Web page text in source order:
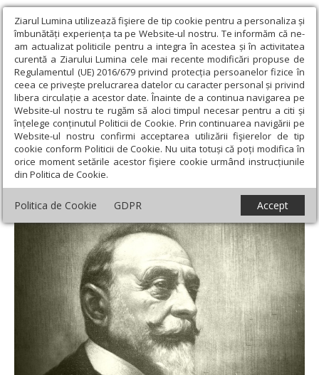
Ziarul Lumina utilizează fişiere de tip cookie pentru a personaliza și
îmbunătăți experiența ta pe Website-ul nostru. Te informăm că ne-
am actualizat politicile pentru a integra în acestea și în activitatea
curentă a Ziarului Lumina cele mai recente modificări propuse de
Regulamentul (UE) 2016/679 privind protecția persoanelor fizice în
ceea ce privește prelucrarea datelor cu caracter personal și privind
libera circulație a acestor date. Înainte de a continua navigarea pe
Website-ul nostru te rugăm să aloci timpul necesar pentru a citi și
înțelege conținutul Politicii de Cookie. Prin continuarea navigării pe
Website-ul nostru confirmi acceptarea utilizării fişierelor de tip
cookie conform Politicii de Cookie. Nu uita totuși că poți modifica în
orice moment setările acestor fişiere cookie urmând instrucțiunile
din Politica de Cookie.
Politica de Cookie GDPR Accept
Ziarul Lumina › Actualitate religioasă › An omagial › 145 de ani
de la constituirea Reuniunii Române de Muzică de la Sibiu
145 de ani de la constituirea Reuniunii
Române de Muzică de la Sibiu